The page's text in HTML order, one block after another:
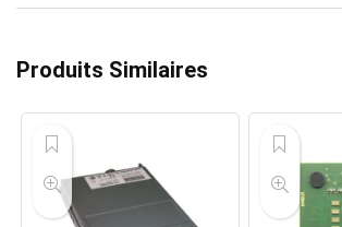
Produits Similaires